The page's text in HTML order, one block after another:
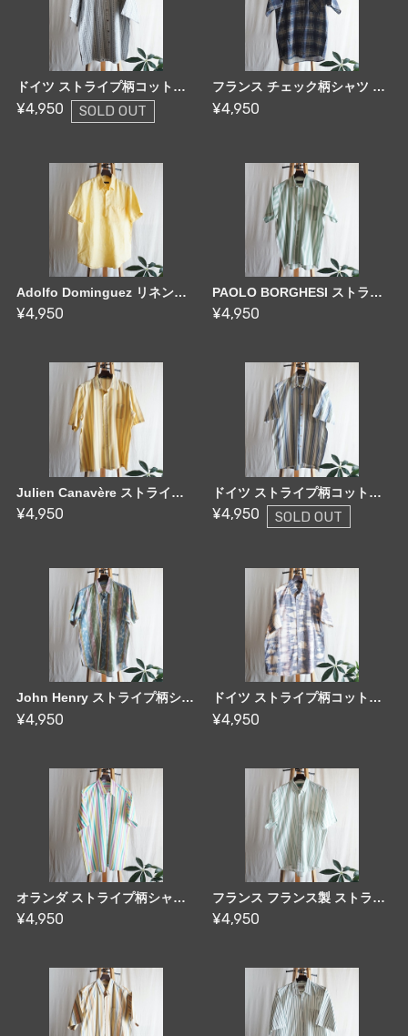
ドイツ ストライプ柄コットンシャツ 80-90's Germany [C2883]
¥4,950 SOLD OUT
フランス チェック柄シャツ 80's France [C2884]
¥4,950
Adolfo Dominguez リネンシャツ Spain [C2885]
¥4,950
PAOLO BORGHESI ストライプ柄シャツ 90's Italy [C2886]
¥4,950
Julien Canavère ストライプ柄シャツ 80-90's France [C2887]
¥4,950
ドイツ ストライプ柄コットンシャツ 80-90's Germany [C2888]
¥4,950 SOLD OUT
John Henry ストライプ柄シャツ 80-90's US [C2889]
¥4,950
ドイツ ストライプ柄コットンシャツ 90's Germany [C2890]
¥4,950
オランダ ストライプ柄シャツ 80's Dutch [C2891]
¥4,950
フランス フランス製 ストライプ柄シャツ 80's France [C2892]
¥4,950